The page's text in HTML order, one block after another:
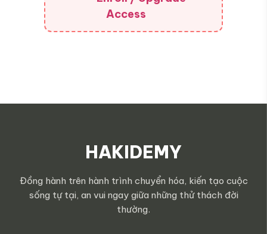
Access
HAKIDEMY
Đồng hành trên hành trình chuyển hóa, kiến tạo cuộc
sống tự tại, an vui ngay giữa những thử thách đời
thường.